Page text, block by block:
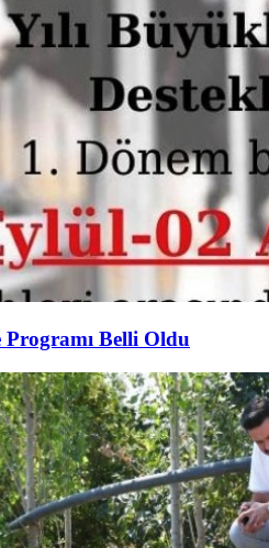
Programı Belli Oldu